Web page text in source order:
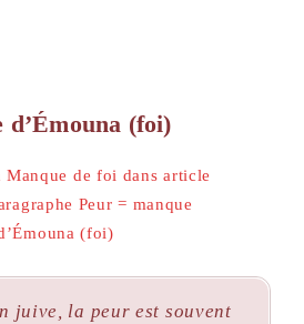
d’Émouna (foi)
juive, la peur est souvent